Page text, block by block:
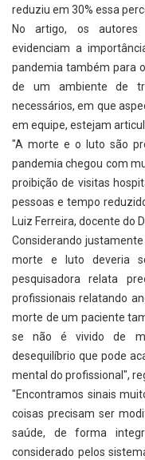
reduziu em 30% essa
No artigo, os autores
evidenciam a
pandemia também para
de um ambiente de
necessários, em que
em equipe, estejam
"A morte e o luto são
pandemia chegou com
proibição de visitas
pessoas e tempo
Luiz Ferreira, docente do
Considerando
morte e luto deveria
pesquisadora relata
profissionais relatando
morte de um paciente
se não é vivido de
desequilíbrio que pode
mental do profissional",
"Encontramos sinais
coisas precisam ser
saúde, de forma
considerado pelos